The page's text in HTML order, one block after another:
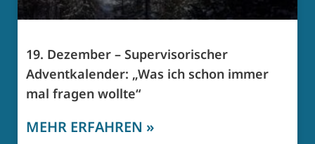
19. Dezember – Supervisorischer
Adventkalender: „Was ich schon immer
mal fragen wollte“
MEHR ERFAHREN »